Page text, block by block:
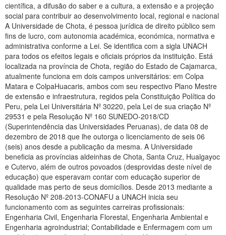
científica, a difusão do saber e a cultura, a extensão e a projeção
social para contribuir ao desenvolvimento local, regional e nacional
A Universidade de Chota, é pessoa jurídica de direito público sem
fins de lucro, com autonomia académica, económica, normativa e
administrativa conforme a Lei. Se identifica com a sigla UNACH
para todos os efeitos legais e oficiais próprios da instituição. Está
localizada na província de Chota, região do Estado de Cajamarca,
atualmente funciona em dois campos universitários: em Colpa
Matara e ColpaHuacaris, ambos com seu respectivo Plano Mestre
de extensão e infraestrutura, regidos pela Constituição Política do
Peru, pela Lei Universitária Nº 30220, pela Lei de sua criação Nº
29531 e pela Resolução Nº 160 SUNEDO-2018/CD
(Superintendência das Universidades Peruanas), de data 08 de
dezembro de 2018 que lhe outorga o licenciamento de seis 06
(seis) anos desde a publicação da mesma. A Universidade
beneficia as províncias aldeinhas de Chota, Santa Cruz, Hualgayoc
e Cutervo, além de outros povoados (desprovidas deste nível de
educação) que esperavam contar com educação superior de
qualidade mas perto de seus domicílios. Desde 2013 mediante a
Resolução Nº 208-2013-CONAFU a UNACH inicia seu
funcionamento com as seguintes carreiras profissionais:
Engenharia Civil, Engenharia Florestal, Engenharia Ambiental e
Engenharia agroindustrial; Contabilidade e Enfermagem com um